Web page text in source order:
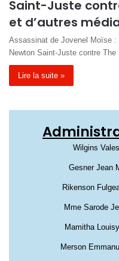
Saint-Juste
et d’autres
Assassinat de Jovenel Moïse
Newton Saint-Juste contre
Lire la suite »
Wilgins
Gesner Jean
Rikenson
Mme Sarode
Mamitha
Merson